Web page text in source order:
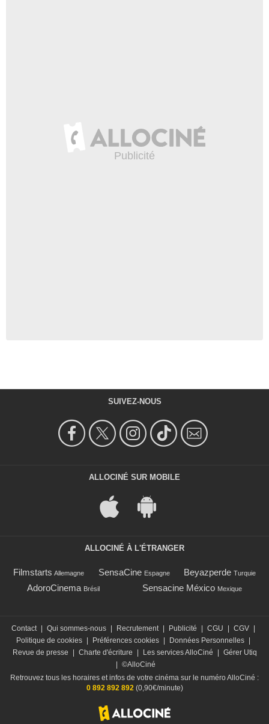
SUIVEZ-NOUS
ALLOCINÉ SUR MOBILE
ALLOCINÉ À L'ÉTRANGER
Filmstarts Allemagne SensaCine Espagne Beyazperde Turquie
AdoroCinema Brésil Sensacine México Mexique
Contact Qui sommes-nous Recrutement Publicité CGU CGV
Politique de cookies
Préférences cookies Données Personnelles
Revue de presse
Charte d'écriture Les services AlloCiné
Gérer Utiq
©AlloCiné
Retrouvez tous les horaires et infos de votre cinéma sur le numéro AlloCiné :
0 892 892 892(0,90€/minute)